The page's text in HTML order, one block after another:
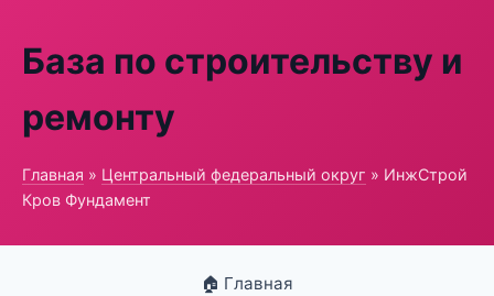
База по строительству и
ремонту
Главная » Центральный федеральный округ » ИнжСтрой
Кров Фундамент
🏠 Главная